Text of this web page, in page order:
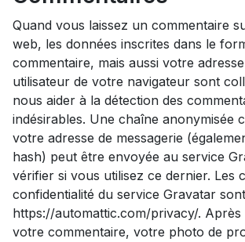
Quand vous laissez un commentaire
web, les données inscrites dans le
commentaire, mais aussi votre
utilisateur de votre navigateur sont
nous aider à la détection des
indésirables. Une chaîne anonymisée
votre adresse de messagerie
hash) peut être envoyée au service
vérifier si vous utilisez ce dernier. Les
confidentialité du service Gravatar
https://automattic.com/privacy/. Après
votre commentaire, votre photo de